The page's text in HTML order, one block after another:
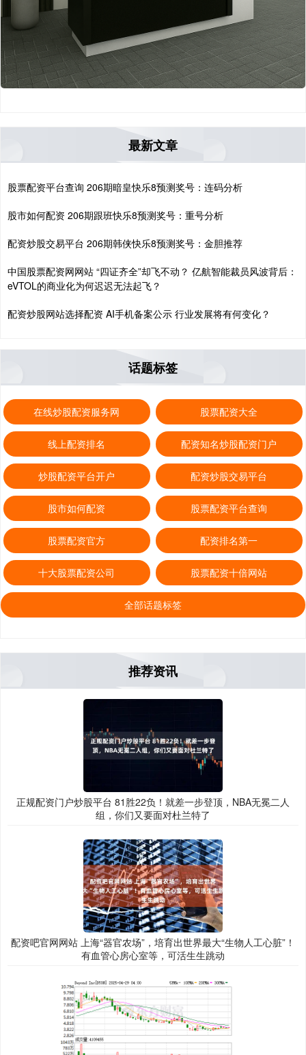
最新文章
股票配资平台查询 206期暗皇快乐8预测奖号：连码分析
股市如何配资 206期跟班快乐8预测奖号：重号分析
配资炒股交易平台 206期韩侠快乐8预测奖号：金胆推荐
中国股票配资网网站 “四证齐全”却飞不动？ 亿航智能裁员风波背后：
eVTOL的商业化为何迟迟无法起飞？
配资炒股网站选择配资 AI手机备案公示 行业发展将有何变化？
话题标签
在线炒股配资服务网 股票配资大全
线上配资排名 配资知名炒股配资门户
炒股配资平台开户 配资炒股交易平台
股市如何配资 股票配资平台查询
股票配资官方 配资排名第一
十大股票配资公司 股票配资十倍网站
全部话题标签
推荐资讯
正规配资门户炒股平台 81胜22负！就差一步登顶，NBA无冕二人
组，你们又要面对杜兰特了
配资吧官网网站 上海“器官农场”，培育出世界最大“生物人工心脏”！
有血管心房心室等，可活生生跳动